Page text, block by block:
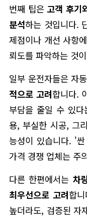
번째 팁은 고객 후기
분석하는 것입니다.
제점이나 개선 사항
뢰도를 파악하는 것
일부 운전자들은 자
적으로 고려합니다.
부담을 줄일 수 있
용, 부실한 시공, 그
능성이 있습니다. '
가격 경쟁 업체는 주
다른 한편에서는 차
최우선으로 고려합
높더라도, 검증된 자